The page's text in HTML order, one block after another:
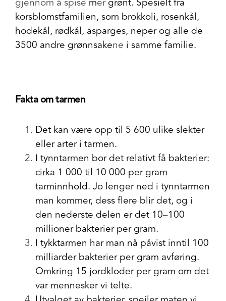
korsblomstfamilien, som brokkoli, rosenkål,
hodekål, rødkål, asparges, neper og alle de
3500 andre grønnsakene i samme familie.
Fakta om tarmen
Det kan være opp til 5 600 ulike slekter
eller arter i tarmen.
I tynntarmen bor det relativt få bakterier:
cirka 1 000 til 10 000 per gram
tarminnhold. Jo lenger ned i tynntarmen
man kommer, dess flere blir det, og i
den nederste delen er det 10–100
millioner bakterier per gram.
I tykktarmen har man nå påvist inntil 100
milliarder bakterier per gram avføring.
Omkring 15 jordkloder per gram om det
var mennesker vi telte.